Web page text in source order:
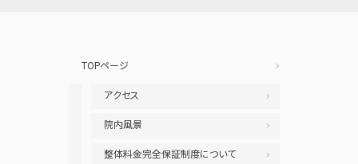
TOPページ
アクセス
院内風景
整体料金完全保証制度について